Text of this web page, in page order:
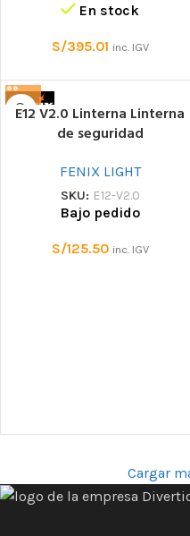
En stock
S/395.01 inc. IGV
E12 V2.0 Linterna Linterna
de seguridad
FENIX LIGHT
SKU: E12-V2.0
Bajo pedido
S/125.50 inc. IGV
Cargar